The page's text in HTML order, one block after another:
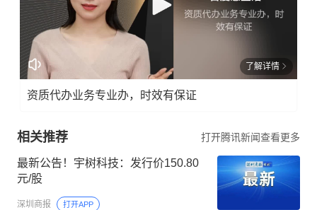
了解详情
资质代办业务专业办，时效有保证
相关推荐 打开腾讯新闻查看更多
最新公告！宇树科技：发行价150.80
元/股
深圳商报 打开APP